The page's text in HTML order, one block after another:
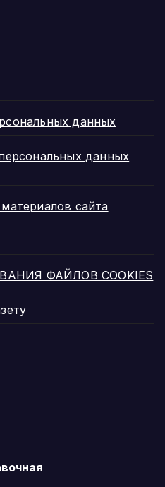
данных
данных
сайта
ФАЙЛОВ COOKIES